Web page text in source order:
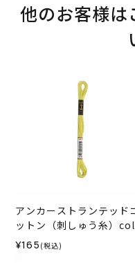
他のお客様は
アンカーストランテッド
ットン（刺しゅう糸）
278
¥165 (税込)